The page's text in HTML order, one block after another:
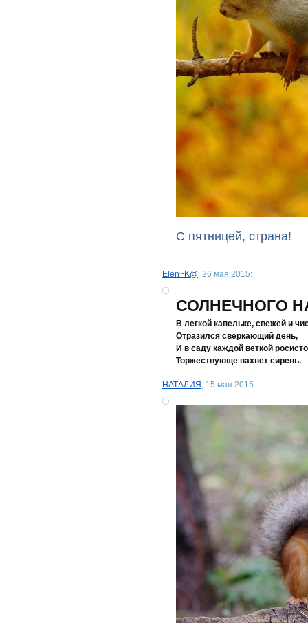
С пятницей, страна!
Еlen~K@, 26 мая 2015:
СОЛНЕЧНОГО
В легкой капельке, свежей и
Отразился сверкающий день,
И в саду каждой веткой
Торжествующе пахнет сирень.
НАТАЛИЯ , 15 мая 2015: